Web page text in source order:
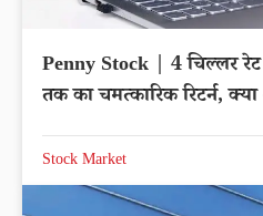
Penny Stock | 4 चिल्लर
तक का चमत्कारिक रिटर्न,
Stock Market